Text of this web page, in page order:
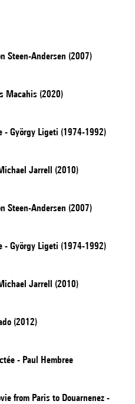
Steen-Andersen (2007)
Macahis (2020)
- György Ligeti (1974-1992)
Jarrell (2010)
Steen-Andersen (2007)
- György Ligeti (1974-1992)
Jarrell (2010)
(2012)
- Paul Hembree
from Paris to Douarnenez -